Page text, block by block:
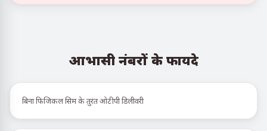
आभासी नंबरों के फायदे
बिना फिजिकल सिम के तुरंत ओटीपी डिलीवरी